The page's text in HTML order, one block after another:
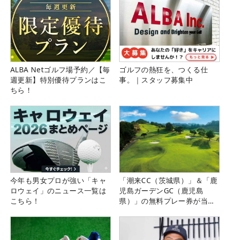
ALBA Netゴルフ場予約／【毎
週更新】特別優待プランはこ
ちら！
ゴルフの熱狂を、つくる仕
事。｜スタッフ募集中
今年も男女プロが強い「キャ
ロウェイ」のニュース一覧は
こちら！
「潮来CC（茨城県）」＆「鹿
児島ガーデンGC（鹿児島
県）」の無料プレー券が当た